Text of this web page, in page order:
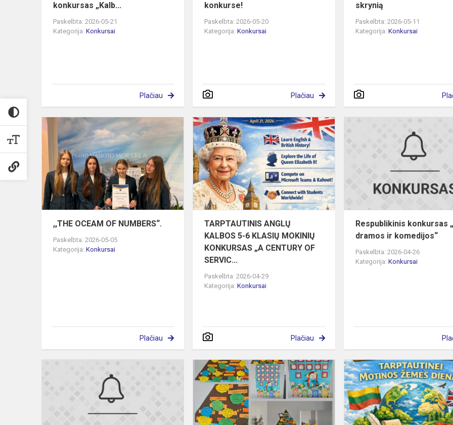
konkursas „Kalb...
Paskelbta: 2026-05-21
Kategorija: Konkursai
Plačiau
konkurse!
Paskelbta: 2026-05-20
Kategorija:Konkursai
Plačiau
skrynią
Paskelbta: 2026-05-11
Kategorija:Konkursai
,,THE
OCEAM
OF
NUMBERS“.
,,THE OCEAM OF NUMBERS“.
Paskelbta: 2026-05-05
Kategorija: Konkursai
Plačiau
TARPTAUTINIS
ANGLŲ
KALBOS
5-
6
KLASIŲ
MOKINIŲ
KONKURSAS
TARPTAUTINIS ANGLŲ
KALBOS 5-6 KLASIŲ MOKINIŲ
KONKURSAS „A CENTURY OF
SERVIC...
Paskelbta: 2026-04-29
Kategorija:Konkursai
Plačiau
Respublikinis konkursas
dramos ir komedijos“
Paskelbta: 2026-04-26
Kategorija:Konkursai
Respublikinis
nuotolinis
klasių
mokiniai
konkurse
,,Žalioji